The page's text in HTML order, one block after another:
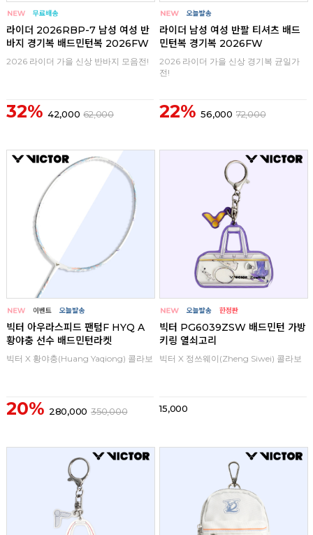
라이더 2026RBP-7 남성 여성 반
바지 경기복 배드민턴복 2026FW
2026 라이더 가을 신상 반바지 모음전!
32% 42,000 62,000
라이더 남성 여성 반팔 티셔츠 배드
민턴복 경기복 2026FW
2026 라이더 가을 신상 경기복 균일가
전!
22% 56,000 72,000
빅터 아우라스피드 팬텀F HYQ A
황야충 선수 배드민턴라켓
빅터 X 황야충(Huang Yaqiong) 콜라보
20% 280,000 350,000
빅터 PG6039ZSW 배드민턴 가방
키링 열쇠고리
빅터 X 정쓰웨이(Zheng Siwei) 콜라보
15,000